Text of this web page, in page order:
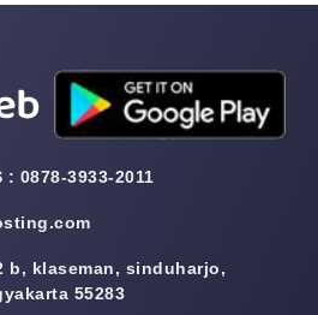
: 0878-3933-2011
b, klaseman, sinduharjo,
55283